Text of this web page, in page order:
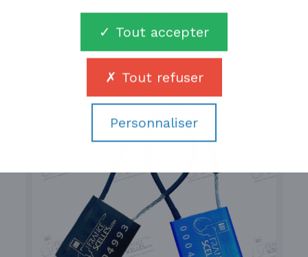
Tout accepter
Tout refuser
Personnaliser
permanent et réutilisable